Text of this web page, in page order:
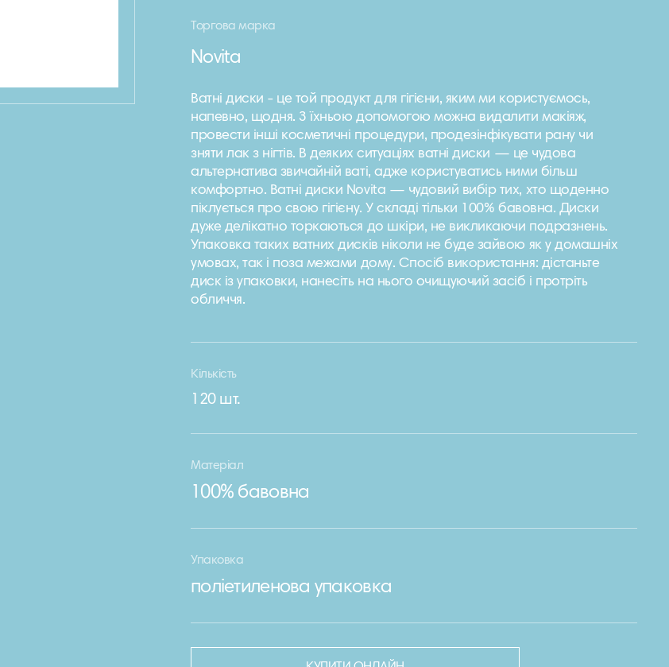
Торгова марка
Novita
Ватні диски - це той продукт для гігієни, яким ми користуємось,
напевно, щодня. З їхньою допомогою можна видалити макіяж,
провести інші косметичні процедури, продезінфікувати рану чи
зняти лак з нігтів. В деяких ситуаціях ватні диски — це чудова
альтернатива звичайній ваті, адже користуватись ними більш
комфортно. Ватні диски Novita — чудовий вибір тих, хто щоденно
піклується про свою гігієну. У складі тільки 100% бавовна. Диски
дуже делікатно торкаються до шкіри, не викликаючи подразнень.
Упаковка таких ватних дисків ніколи не буде зайвою як у домашніх
умовах, так і поза межами дому. Спосіб використання: дістаньте
диск із упаковки, нанесіть на нього очищуючий засіб і протріть
обличчя.
Кількість
120 шт.
Матеріал
100% бавовна
Упаковка
поліетиленова упаковка